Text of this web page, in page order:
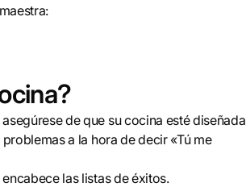
de que su cocina esté diseñada
a la hora de decir «Tú me
las listas de éxitos.